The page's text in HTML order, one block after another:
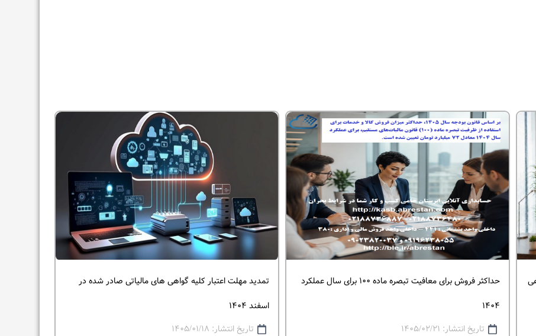
حداکثر فروش برای معافیت تبصره ماده ۱۰۰ برای سال عملکرد
۱۴۰۴
تاریخ انتشار: ۱۴۰۵/۰۲/۲۱
تمدید مهلت اعتبار کلیه گواهی های مالیاتی صادر شده در
اسفند ۱۴۰۴
تاریخ انتشار: ۱۴۰۵/۰۱/۱۸